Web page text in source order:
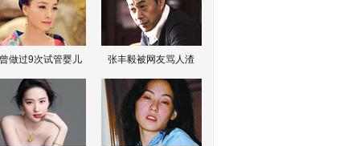
做过9次试管婴儿 张丰毅被网友骂人渣